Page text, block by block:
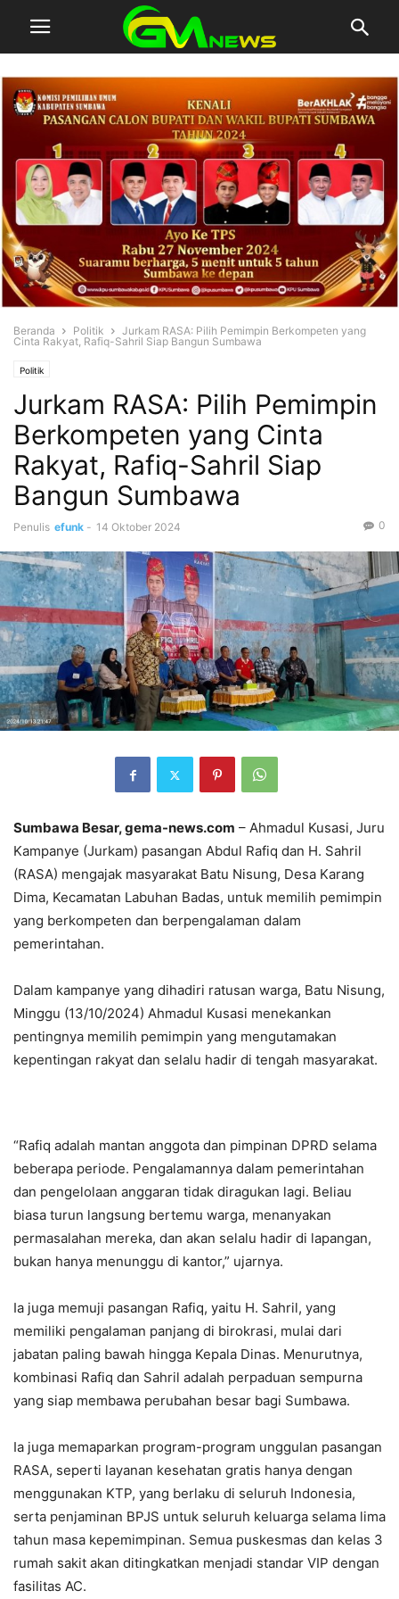
Beranda Politik
Jurkam RASA: Pilih Pemimpin Berkompeten yang
Cinta Rakyat, Rafiq-Sahril Siap Bangun Sumbawa
Politik
Jurkam RASA: Pilih Pemimpin
Berkompeten yang Cinta
Rakyat, Rafiq-Sahril Siap
Bangun Sumbawa
Penulis efunk - 14 Oktober 2024 0
Sumbawa Besar, gema-news.com – Ahmadul Kusasi, Juru
Kampanye (Jurkam) pasangan Abdul Rafiq dan H. Sahril
(RASA) mengajak masyarakat Batu Nisung, Desa Karang
Dima, Kecamatan Labuhan Badas, untuk memilih pemimpin
yang berkompeten dan berpengalaman dalam
pemerintahan.
Dalam kampanye yang dihadiri ratusan warga, Batu Nisung,
Minggu (13/10/2024) Ahmadul Kusasi menekankan
pentingnya memilih pemimpin yang mengutamakan
kepentingan rakyat dan selalu hadir di tengah masyarakat.
“Rafiq adalah mantan anggota dan pimpinan DPRD selama
beberapa periode. Pengalamannya dalam pemerintahan
dan pengelolaan anggaran tidak diragukan lagi. Beliau
biasa turun langsung bertemu warga, menanyakan
permasalahan mereka, dan akan selalu hadir di lapangan,
bukan hanya menunggu di kantor,” ujarnya.
Ia juga memuji pasangan Rafiq, yaitu H. Sahril, yang
memiliki pengalaman panjang di birokrasi, mulai dari
jabatan paling bawah hingga Kepala Dinas. Menurutnya,
kombinasi Rafiq dan Sahril adalah perpaduan sempurna
yang siap membawa perubahan besar bagi Sumbawa.
Ia juga memaparkan program-program unggulan pasangan
RASA, seperti layanan kesehatan gratis hanya dengan
menggunakan KTP, yang berlaku di seluruh Indonesia,
serta penjaminan BPJS untuk seluruh keluarga selama lima
tahun masa kepemimpinan. Semua puskesmas dan kelas 3
rumah sakit akan ditingkatkan menjadi standar VIP dengan
fasilitas AC.